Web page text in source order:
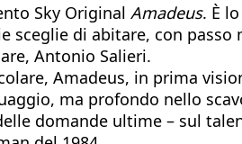
Sky Original Amadeus. È
sceglie di abitare, con
Antonio Salieri.
Amadeus, in prima
ma profondo nello
domande ultime – sul